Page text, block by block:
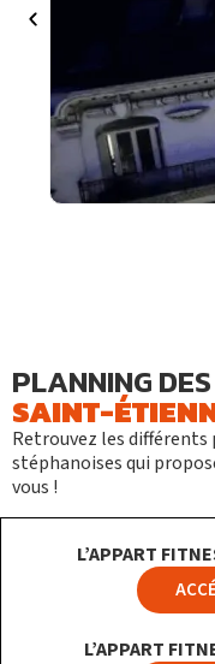
Découvrir
PLANNING
SAINT-
Retrouvez les différents
stéphanoises qui
vous !
L’APPART
L’APPART